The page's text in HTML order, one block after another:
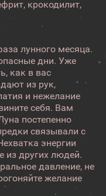
крокодилит,
лунного месяца.
дни. Уже
как в вас
из рук,
и нежелание
себя. Вам
постепенно
связывали с
энергии
из других людей.
давление, не
желание